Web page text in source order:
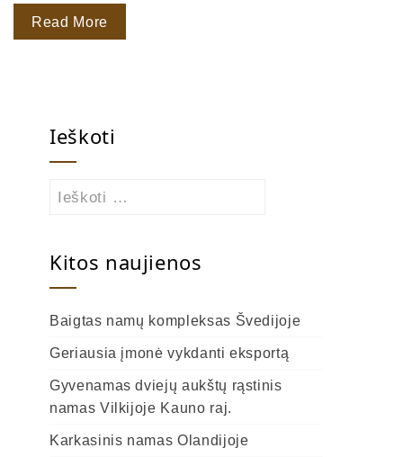
Read More
Ieškoti
Ieškoti:
Kitos naujienos
Baigtas namų kompleksas Švedijoje
Geriausia įmonė vykdanti eksportą
Gyvenamas dviejų aukštų rąstinis
namas Vilkijoje Kauno raj.
Karkasinis namas Olandijoje